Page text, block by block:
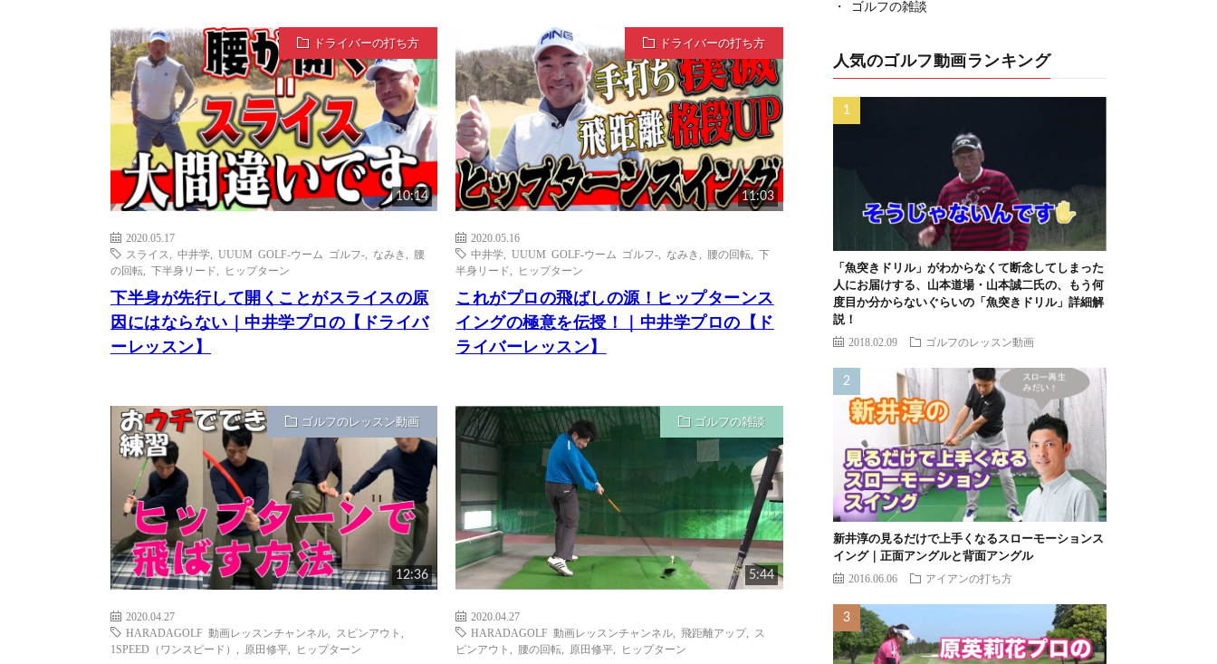
ドライバーの打ち方
10:14
2020.05.17
スライス
中井学 UUUM GOLF-ウーム ゴルフ- なみき
腰
の回転
下半身リード ヒップターン
下半身が先行して開くことがスライスの原
因にはならない｜中井学プロの【ドライバ
ーレッスン】
ドライバーの打ち方
11:03
2020.05.16
中井学 ,UUUM GOLF-ウーム ゴルフ- なみき 腰の回転 ,下
半身リード
ヒップターン
これがプロの飛ばしの源！ヒップターンス
イングの極意を伝授！｜中井学プロの【ド
ライバーレッスン】
ゴルフのレッスン動画
12:36
2020.04.27
HARADAGOLF 動画レッスンチャンネル
スピンアウト
1SPEED（ワンスピード）
原田修平 ヒップターン
ゴルフの雑談
5:44
2020.04.27
HARADAGOLF 動画レッスンチャンネル ,飛距離アップ,
ス
ピンアウト
腰の回転 原田修平 ヒップターン
ゴルフの雑談
人気のゴルフ動画ランキング
「魚突きドリル」がわからなくて断念してしまった
人にお届けする、山本道場・山本誠二氏の、もう何
度目か分からないぐらいの「魚突きドリル」詳細解
説！
2018.02.09 ゴルフのレッスン動画
新井淳の見るだけで上手くなるスローモーションス
イング｜正面アングルと背面アングル
2016.06.06 アイアンの打ち方